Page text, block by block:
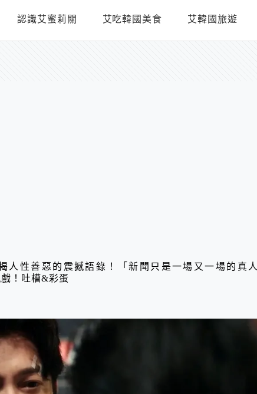
認識艾蜜莉關 艾吃韓國美食 艾韓國旅遊
人性善惡的震撼語錄！「新聞只是一場又一場的真人
！吐槽&彩蛋